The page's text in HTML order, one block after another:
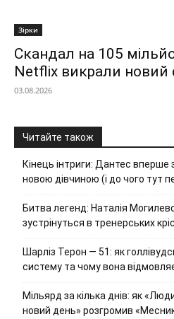
Зірки
Скандал на 105
Netflix викрали новий
03.08.2026
Читайте також
Кінець інтриги: Дантес вперше
новою дівчиною (і до чого тут
Битва легенд: Наталія
зустрінуться в тренерських
Шарліз Терон — 51: як
систему та чому вона
Мільярд за кілька днів: як
новий день» розгромив